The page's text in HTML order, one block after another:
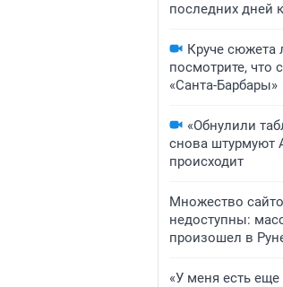
последних дней
Круче сюжета
посмотрите, что
«Санта-Барбары»
«Обнулили
снова штурмуют
происходит
Множество
недоступны:
произошел в
«У меня есть еще